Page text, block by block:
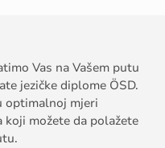
Vas na Vašem putu
jezičke diplome ÖSD.
optimalnoj mjeri
možete da polažete